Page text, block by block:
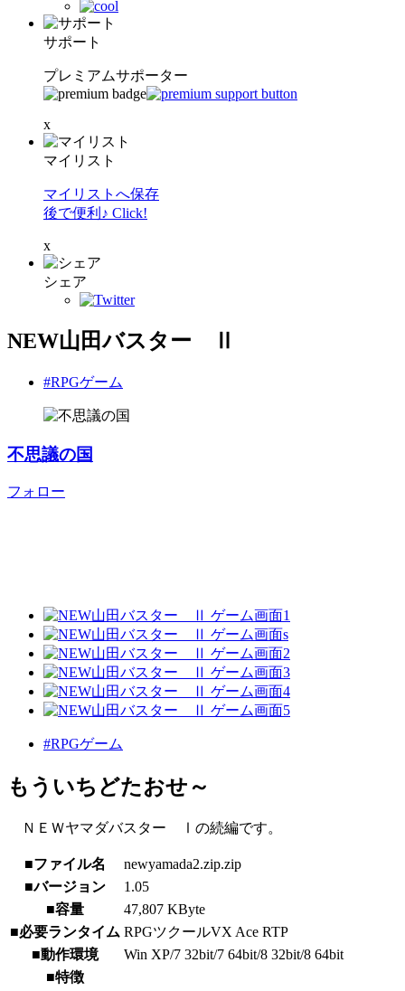
サポート
プレミアムサポーター
x
マイリスト
マイリストへ保存
後で便利♪ Click!
x
シェア
NEW山田バスター Ⅱ
#RPGゲーム
不思議の国
フォロー
#RPGゲーム
もういちどたおせ～
ＮＥＷヤマダバスター Ⅰの続編です。
■ファイル名
newyamada2.zip.zip
■バージョン
1.05
■容量
47,807 KByte
■必要ランタイム RPGツクールVX Ace RTP
■動作環境
Win XP/7 32bit/7 64bit/8 32bit/8 64bit
■特徴